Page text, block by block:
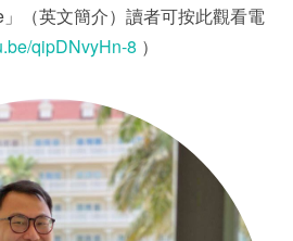
（英文簡介）讀者可按此觀看電
qipDNvyHn-8 ）